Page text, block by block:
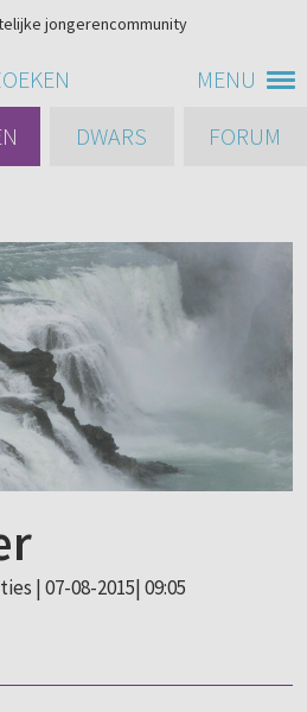
MENU
jongerencommunity
DWARS FORUM
| 07-08-2015| 09:05